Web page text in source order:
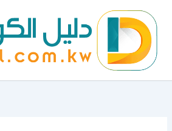
المحتوى